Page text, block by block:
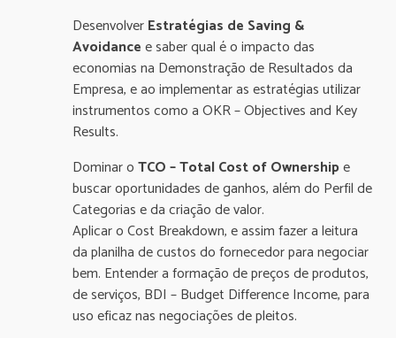
DesenvolverEstratégias de Saving &
Avoidancee saber qual é o impacto das
economias na Demonstração de Resultados da
Empresa, e ao implementar as estratégias utilizar
instrumentos como a OKR – Objectives and Key
Results.
Dominar oTCO – Total Cost of Ownershipe
buscar oportunidades de ganhos, além do Perfil de
Categorias e da criação de valor.
Aplicar o Cost Breakdown, e assim fazer a leitura
da planilha de custos do fornecedor para negociar
bem. Entender a formação de preços de produtos,
de serviços, BDI – Budget Difference Income, para
uso eficaz nas negociações de pleitos.